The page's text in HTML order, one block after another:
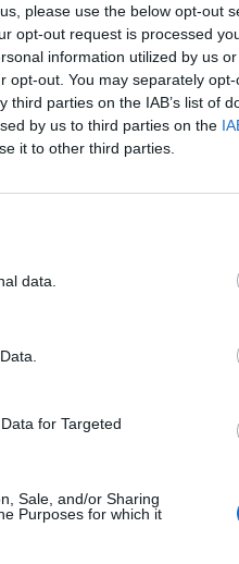
please use the below opt-out
opt-out request is processed
information utilized by us
opt-out. You may separately
parties on the IAB’s list of
by us to third parties on the
it to other third parties.
data.
for Targeted
Sale, and/or Sharing
Purposes for which it
növekedése: 2025
mint az előző évben -
óta a tavalyi évben
tudja ellensúlyozni a
melynek olvasása